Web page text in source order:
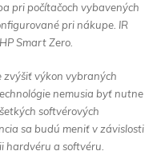
pri počítačoch vybavených
pri nákupe. IR
Smart Zero.
zvýšiť výkon vybraných
nemusia byť nutne
softvérových
sa budú meniť v závislosti
hardvéru a softvéru.